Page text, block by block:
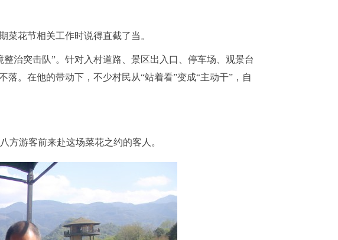
菜花节相关工作时说得直截了当。
整治突击队”。针对入村道路、景区出入口、停车场、观景台
。在他的带动下，不少村民从“站着看”变成“主动干”，自
方游客前来赴这场菜花之约的客人。